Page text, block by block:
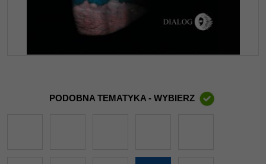
PODOBNA TEMATYKA - WYBIERZ